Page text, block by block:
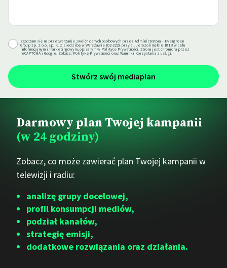
Zgadzam się na przetwarzanie swoich danych osobowych przez Administratora – Evergreen
Group Sp. Z o.o. sp. K. z siedzibą w Warszawie (02-222) przy al. Jerozolimskie 181B w celu
informacyjnym i marketingowym, opisanym w Polityce Prywatności . Strona jest chroniona przez
reCAPTCHA i Google. Zobacz:Politykę Prywatnościoraz Warunki Korzystania z usługi.
Darmowy plan Twojej kampanii
(w 24 godziny)
Zobacz, co może zawierać plan Twojej kampanii w
telewizji i radiu:
analizę grupy docelowej,
profil konsumpcji mediów,
podział kanałów,
strategię emisji,
dodatkowe rozwiązania oraz działania.